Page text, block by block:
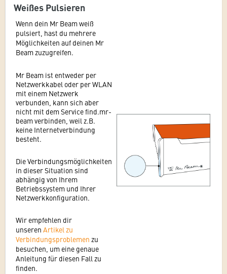
Weißes Pulsieren
Wenn dein Mr Beam weiß
pulsiert, hast du mehrere
Möglichkeiten auf deinen Mr
Beam zuzugreifen.
Mr Beam ist entweder per
Netzwerkkabel oder per WLAN
mit einem Netzwerk
verbunden, kann sich aber
nicht mit dem Service find.mr-
beam verbinden, weil z.B.
keine Internetverbindung
besteht.
Die Verbindungsmöglichkeiten
in dieser Situation sind
abhängig von Ihrem
Betriebssystem und Ihrer
Netzwerkkonfiguration.
Wir empfehlen dir
unseren Artikel zu
Verbindungsproblemen zu
besuchen, um eine genaue
Anleitung für diesen Fall zu
finden.